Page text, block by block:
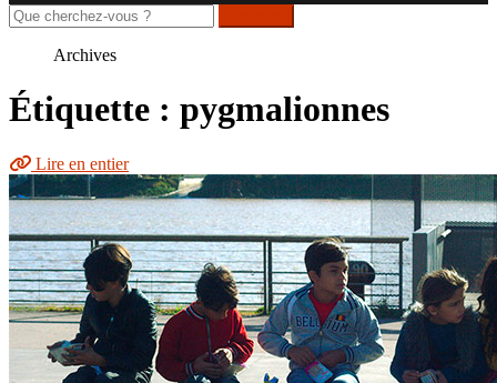
Rechercher
sur
Archives
Étiquette : pygmalionnes
Lire en entier